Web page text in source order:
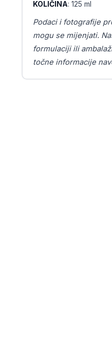
KOLIČINA: 125 ml
Podaci i fotografije
mogu se mijenjati.
formulaciji ili
točne informacije